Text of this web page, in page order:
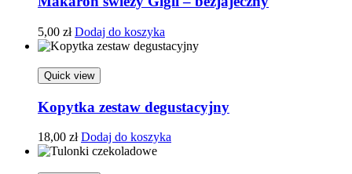
5,00 zł Dodaj do koszyka
Quick view
Kopytka zestaw degustacyjny
18,00 zł Dodaj do koszyka